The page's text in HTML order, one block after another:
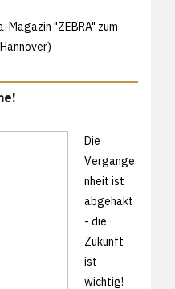
Magazin "ZEBRA" zum
Die
Vergange
nheit ist
abgehakt
- die
Zukunft
ist
wichtig!